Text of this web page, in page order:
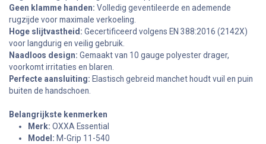
Geen klamme handen: Volledig geventileerde en ademende
rugzijde voor maximale verkoeling.
Hoge slijtvastheid: Gecertificeerd volgens EN 388:2016 (2142X)
voor langdurig en veilig gebruik.
Naadloos design: Gemaakt van 10 gauge polyester drager,
voorkomt irritaties en blaren.
Perfecte aansluiting: Elastisch gebreid manchet houdt vuil en puin
buiten de handschoen.
Belangrijkste kenmerken
Merk: OXXA Essential
Model: M-Grip 11-540